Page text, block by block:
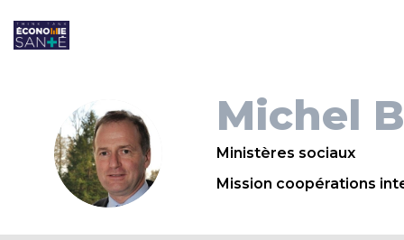
MB
Michel
Ministères sociaux
Mission coopérations